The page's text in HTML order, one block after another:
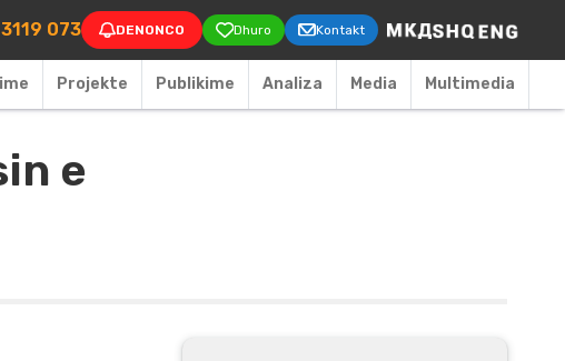
073 DENONCO Dhuro Kontakt
Projekte Publikime Аnaliza Media Multimedia
e